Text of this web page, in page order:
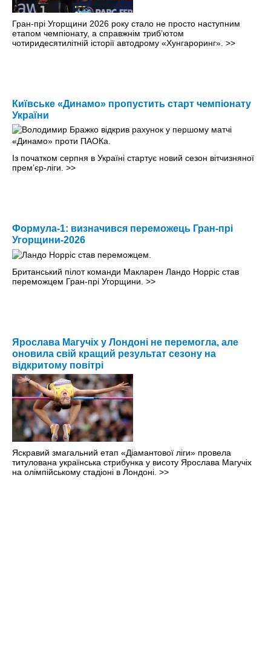
Гран-прі Угорщини 2026 року стало не просто наступним
етапом чемпіонату, а справжнім триб’ютом
чотиридесятилітній історії автодрому «Хунгароринг». >>
Київське «Динамо» пропустить старт чемпіонату
України
Із початком серпня в Україні стартує новий сезон вітчизняної
прем’єр-ліги. >>
Формула-1: визначився переможець Гран-прі
Угорщини-2026
Британський пілот команди Макларен Ландо Норріс став
переможцем Гран-прі Угорщини. >>
Ярослава Магучіх у Лондоні не перемогла, але
оновила свій кращий результат сезону на
відкритому повітрі
Яскравий змагальний етап «Діамантової ліги» провела
титулована українська стрибунка у висоту Ярослава Магучіх
на олімпійському стадіоні в Лондоні. >>